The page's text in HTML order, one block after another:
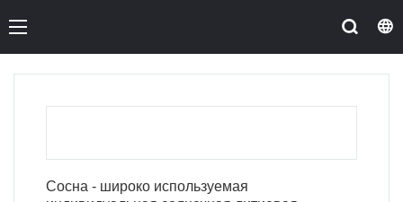
Сосна - широко используемая